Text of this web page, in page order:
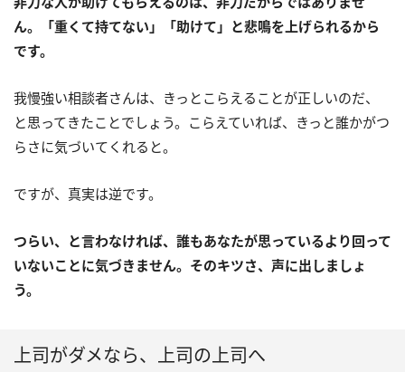
ん。「重くて持てない」「助けて」と悲鳴を上げられるから
です。
我慢強い相談者さんは、きっとこらえることが正しいのだ、
と思ってきたことでしょう。こらえていれば、きっと誰かがつ
らさに気づいてくれると。
ですが、真実は逆です。
つらい、と言わなければ、誰もあなたが思っているより回って
いないことに気づきません。そのキツさ、声に出しましょ
う。
上司がダメなら、上司の上司へ